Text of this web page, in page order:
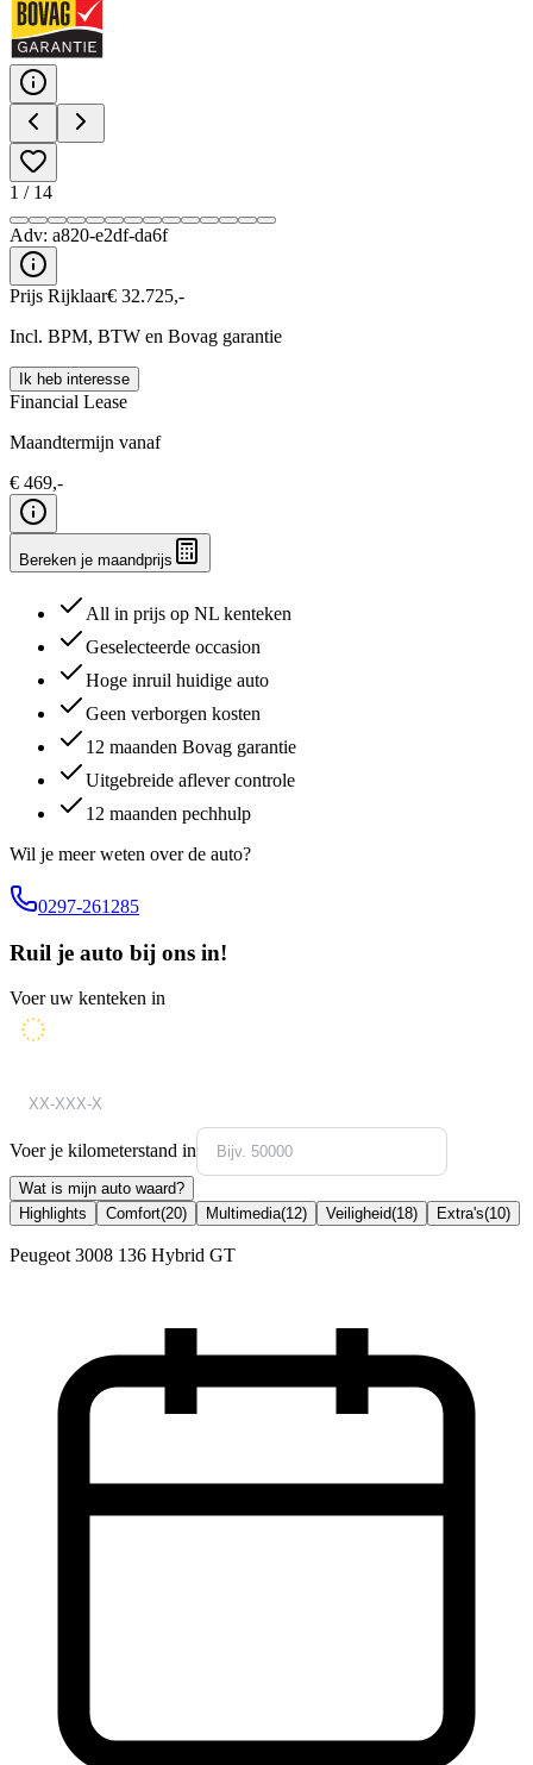
1 / 14
Adv: a820-e2df-da6f
Prijs Rijklaar€ 32.725,-
Incl. BPM, BTW en Bovag garantie
Ik heb interesse
Financial Lease
Maandtermijn vanaf
€ 469,-
Bereken je maandprijs
All in prijs op NL kenteken
Geselecteerde occasion
Hoge inruil huidige auto
Geen verborgen kosten
12 maanden Bovag garantie
Uitgebreide aflever controle
12 maanden pechhulp
Wil je meer weten over de auto?
0297-261285
Ruil je auto bij ons in!
Voer uw kenteken in
Voer je kilometerstand in
Wat is mijn auto waard?
Highlights
Comfort(20) Multimedia(12) Veiligheid(18) Extra's(10)
Peugeot 3008 136 Hybrid GT